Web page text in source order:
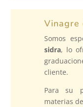
Vinagre
Somos
sidra, lo
cliente.
Para su
materias